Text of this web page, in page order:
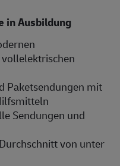
in Ausbildung
Paketsendungen mit
Sendungen und
von unter